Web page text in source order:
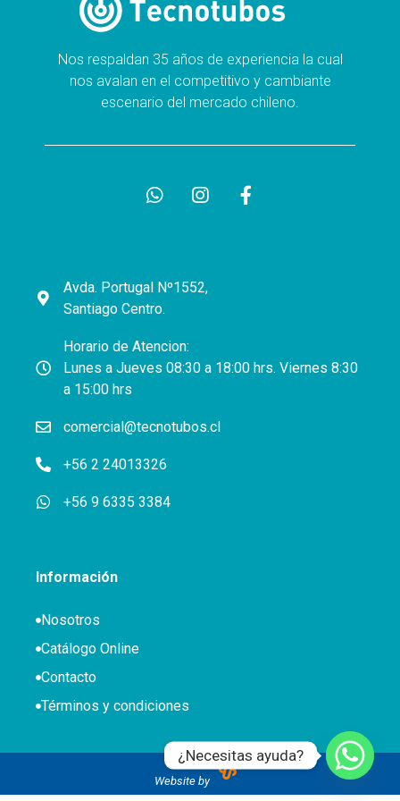
Nos respaldan 35 años de experiencia la cual
nos avalan en el competitivo y cambiante
escenario del mercado chileno.
Avda. Portugal Nº1552,
Santiago Centro.
Horario de Atencion:
Lunes a Jueves 08:30 a 18:00 hrs. Viernes 8:30
a 15:00 hrs
comercial@tecnotubos.cl
+56 2 24013326
+56 9 6335 3384
Información
Nosotros
Catálogo Online
Contacto
Términos y condiciones
Website by
¿Necesitas ayuda?